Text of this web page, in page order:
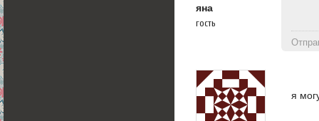
яна
гость
я